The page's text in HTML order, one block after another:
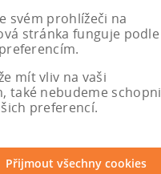
svém prohlížeči na
stránka funguje podle
mít vliv na vaši
také nebudeme schopni
preferencí.
Přijmout všechny cookies